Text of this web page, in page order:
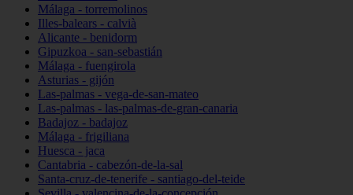
Málaga - torremolinos
Illes-balears - calvià
Alicante - benidorm
Gipuzkoa - san-sebastián
Málaga - fuengirola
Asturias - gijón
Las-palmas - vega-de-san-mateo
Las-palmas - las-palmas-de-gran-canaria
Badajoz - badajoz
Málaga - frigiliana
Huesca - jaca
Cantabria - cabezón-de-la-sal
Santa-cruz-de-tenerife - santiago-del-teide